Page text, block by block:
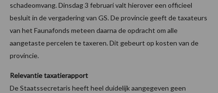
schadeomvang. Dinsdag 3 februari valt hierover een officieel
besluit in de vergadering van GS. De provincie geeft de taxateurs
van het Faunafonds meteen daarna de opdracht om alle
aangetaste percelen te taxeren. Dit gebeurt op kosten van de
provincie.
Relevantie taxatierapport
De Staatssecretaris heeft heel duidelijk aangegeven geen